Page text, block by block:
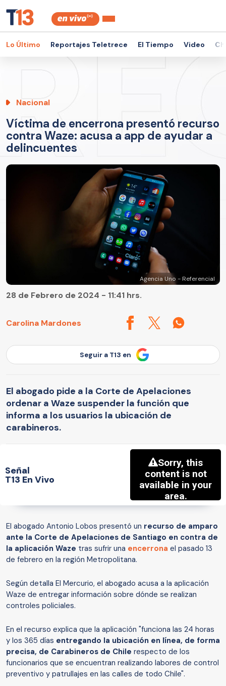
Lo Último Reportajes Teletrece El Tiempo Video
Nacional
Víctima de encerrona presentó recurso
contra Waze: acusa a app de ayudar a
delincuentes
Agencia Uno - Referencial
Carolina Mardones
28 de Febrero de 2024 - 11:41 hrs.
Seguir a T13 en
El abogado pide a la Corte de Apelaciones
ordenar a Waze suspender la función que
informa a los usuarios la ubicación de
carabineros.
Señal
T13 En Vivo
El abogado Antonio Lobos presentó un recurso de amparo
ante la Corte de Apelaciones de Santiago en contra de
la aplicación Waze tras sufrir una encerrona el pasado 13
de febrero en la región Metropolitana.
Según detalla El Mercurio, el abogado acusa a la aplicación
Waze de entregar información sobre dónde se realizan
controles policiales.
En el recurso explica que la aplicación "funciona las 24 horas
y los 365 días entregando la ubicación en línea, de forma
precisa, de Carabineros de Chile respecto de los
funcionarios que se encuentran realizando labores de control
preventivo y patrullajes en las calles de todo Chile".